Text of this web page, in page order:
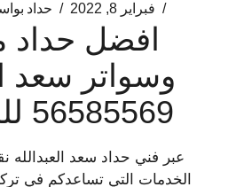
فبراير 8, 2022 حداد
افضل
وسواتر سعد
56585569 للسيارات
عبر فني حداد سعد العبدالله
الخدمات التي تساعدكم في